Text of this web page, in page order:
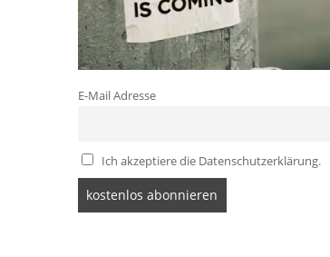
E-Mail Adresse
Ich akzeptiere die Datenschutzerklärung.